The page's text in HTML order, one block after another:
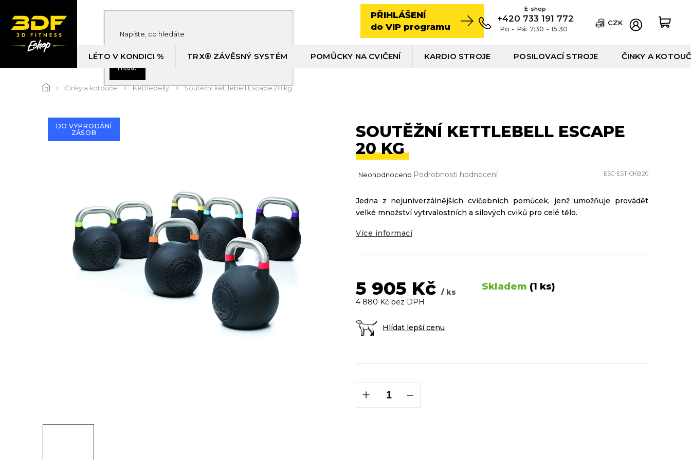
obsah
PŘIHLÁŠENÍ
do VIP programu
+420 733 191 772
Po - Pá: 7:30 - 15:30
CZK
Hledat
LÉTO V KONDICI % TRX® ZÁVĚSNÝ SYSTÉM POMŮCKY NA CVIČENÍ KARDIO STROJE POSILOVACÍ STROJE ČINKY A
Činky a kotouče Kettlebelly Soutěžní kettlebell Escape 20 kg
DO VYPRODÁNÍ
ZÁSOB
SOUTĚŽNÍ KETTLEBELL ESCAPE
20 KG
ESC-EST-CKB20
Průměrné
je
0,0
5
Neohodnoceno Podrobnosti hodnocení
5 905 Kč / ks Skladem (1 ks)
Hlídat lepší cenu
4 880 Kč bez DPH
+ −
Jedna z nejuniverzálnějších cvičebních pomůcek, jenž umožňuje provádět
velké množství vytrvalostních a silových cviků pro celé tělo.
Více informací